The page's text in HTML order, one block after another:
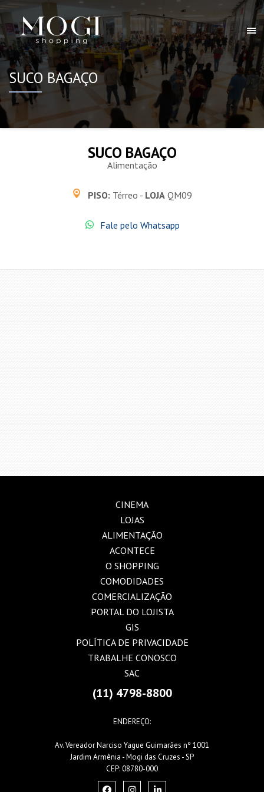
SUCO BAGAÇO
SUCO BAGAÇO
Alimentação
PISO: Térreo - LOJA QM09
Fale pelo Whatsapp
CINEMA
LOJAS
ALIMENTAÇÃO
ACONTECE
O SHOPPING
COMODIDADES
COMERCIALIZAÇÃO
PORTAL DO LOJISTA
GIS
POLÍTICA DE PRIVACIDADE
TRABALHE CONOSCO
SAC
(11) 4798-8800
ENDEREÇO:
Av. Vereador Narciso Yague Guimarães nº 1001
Jardim Armênia - Mogi das Cruzes - SP
CEP: 08780-000